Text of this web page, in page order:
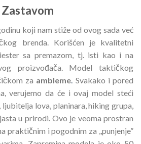
Zastavom
koji nam stiže od ovog sada već
brenda. Korišćen je kvalitetni
sa premazom, tj. isti kao i na
proizvođača. Model taktičkog
za ambleme Svakako i pored
verujemo da će i ovaj model steći
lova, planinara, hiking grupa,
u prirodi. Ovo je veoma prostran
praktičnim i pogodnim za ,,punjenje”